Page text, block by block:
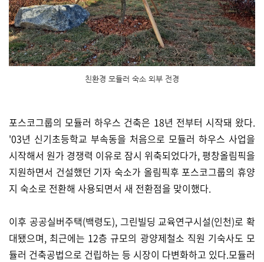
친환경 모듈러 숙소 외부 전경
포스코그룹의 모듈러 하우스 건축은 18년 전부터 시작돼 왔다.
'03년 신기초등학교 부속동을 처음으로 모듈러 하우스 사업을
시작해서 원가 경쟁력 이유로 잠시 위축되었다가, 평창올림픽을
지원하면서 건설했던 기자 숙소가 올림픽후 포스코그룹의 휴양
지 숙소로 전환해 사용되면서 새 전환점을 맞이했다.
이후 공공실버주택(백령도), 그린빌딩 교육연구시설(인천)로 확
대됐으며, 최근에는 12층 규모의 광양제철소 직원 기숙사도 모
듈러 건축공법으로 건립하는 등 시장이 다변화하고 있다.모듈러